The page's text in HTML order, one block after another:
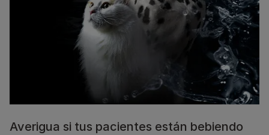
Averigua si tus pacientes están bebiendo